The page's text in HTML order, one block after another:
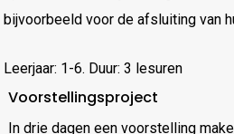
bijvoorbeeld voor de afsluiting van
Leerjaar: 1-6. Duur: 3 lesuren
Voorstellingsproject
In drie dagen een voorstelling